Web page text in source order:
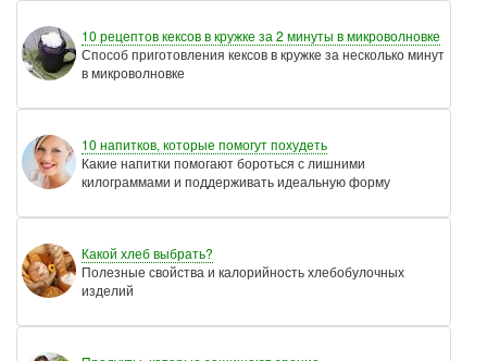
10 рецептов кексов в кружке за 2 минуты в микроволновке
Способ приготовления кексов в кружке за несколько минут
в микроволновке
10 напитков, которые помогут похудеть
Какие напитки помогают бороться с лишними
килограммами и поддерживать идеальную форму
Какой хлеб выбрать?
Полезные свойства и калорийность хлебобулочных
изделий